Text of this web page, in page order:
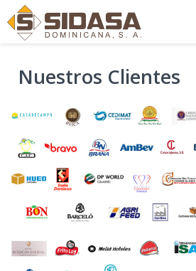
Nuestros Clientes